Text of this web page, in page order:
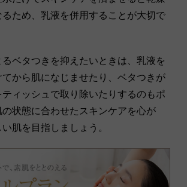
るため、乳液を併用することが大切で
るベタつきを抑えたいときは、乳液を
てから肌になじませたり、ベタつきが
ィッシュで取り除いたりするのもポ
の状態に合わせたスキンケアを心が
肌を目指しましょう。